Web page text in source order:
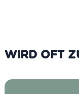
WIRD OFT